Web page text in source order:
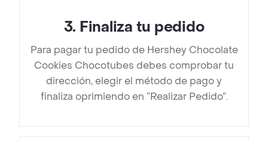
3. Finaliza tu pedido
Para pagar tu pedido de Hershey Chocolate
Cookies Chocotubes debes comprobar tu
dirección, elegir el método de pago y
finaliza oprimiendo en “Realizar Pedido”.